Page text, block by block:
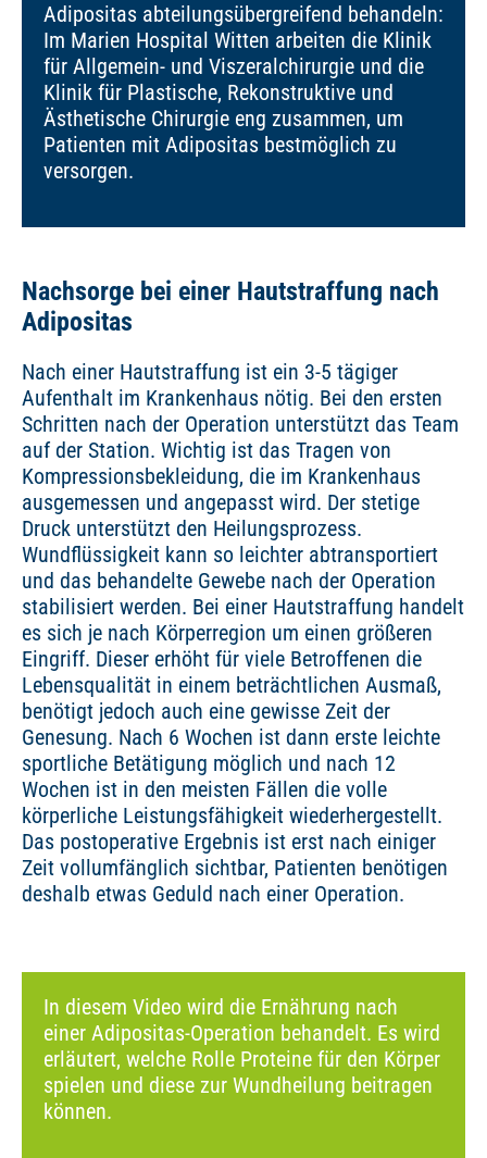
Adipositas abteilungsübergreifend behandeln:
Im Marien Hospital Witten arbeiten die Klinik
für Allgemein- und Viszeralchirurgie und die
Klinik für Plastische, Rekonstruktive und
Ästhetische Chirurgie eng zusammen, um
Patienten mit Adipositas bestmöglich zu
versorgen.
Nachsorge bei einer Hautstraffung nach
Adipositas
Nach einer Hautstraffung ist ein 3-5 tägiger
Aufenthalt im Krankenhaus nötig. Bei den ersten
Schritten nach der Operation unterstützt das Team
auf der Station. Wichtig ist das Tragen von
Kompressionsbekleidung, die im Krankenhaus
ausgemessen und angepasst wird. Der stetige
Druck unterstützt den Heilungsprozess.
Wundflüssigkeit kann so leichter abtransportiert
und das behandelte Gewebe nach der Operation
stabilisiert werden. Bei einer Hautstraffung handelt
es sich je nach Körperregion um einen größeren
Eingriff. Dieser erhöht für viele Betroffenen die
Lebensqualität in einem beträchtlichen Ausmaß,
benötigt jedoch auch eine gewisse Zeit der
Genesung. Nach 6 Wochen ist dann erste leichte
sportliche Betätigung möglich und nach 12
Wochen ist in den meisten Fällen die volle
körperliche Leistungsfähigkeit wiederhergestellt.
Das postoperative Ergebnis ist erst nach einiger
Zeit vollumfänglich sichtbar, Patienten benötigen
deshalb etwas Geduld nach einer Operation.
In diesem Video wird die Ernährung nach
einer Adipositas-Operation behandelt. Es wird
erläutert, welche Rolle Proteine für den Körper
spielen und diese zur Wundheilung beitragen
können.